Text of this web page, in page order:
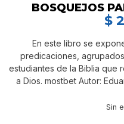
BOSQUEJOS
$
En este libro se
predicaciones,
estudiantes de la Biblia que
a Dios. mostbet Autor:
Sin